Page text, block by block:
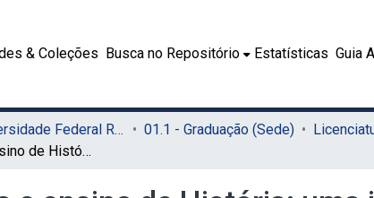
& Coleções Busca no Repositório Estatísticas Guia
01. Universidade Federal Rural de Pernambuco - UFRPE (Sede) 01.1 - Graduação (Sede)
Capoeira e ensino de História: uma incursão pelos livros didáticos da educação básica